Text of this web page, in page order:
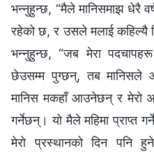
भन्‍नुहुन्छ, “मैले मानिसमाझ धेरै
रहेको छ, र उसले मलाई कहिल्यै
भन्‍नुहुन्छ, “जब मेरा पदचापहरू
छेउसम्म पुग्छन्, तब मानिसले
मानिस मकहाँ आउनेछन् र मेरो
गर्नेछन्। यो मैले महिमा प्राप्त
मेरो प्रस्थानको दिन पनि